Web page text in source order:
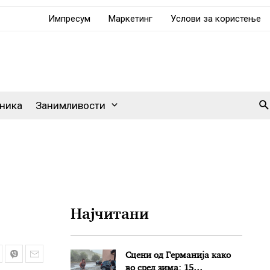
Импресум Маркетинг Услови за користење
Занимливости
Најчитани
Сцени од Германија како
во сред зима: 15